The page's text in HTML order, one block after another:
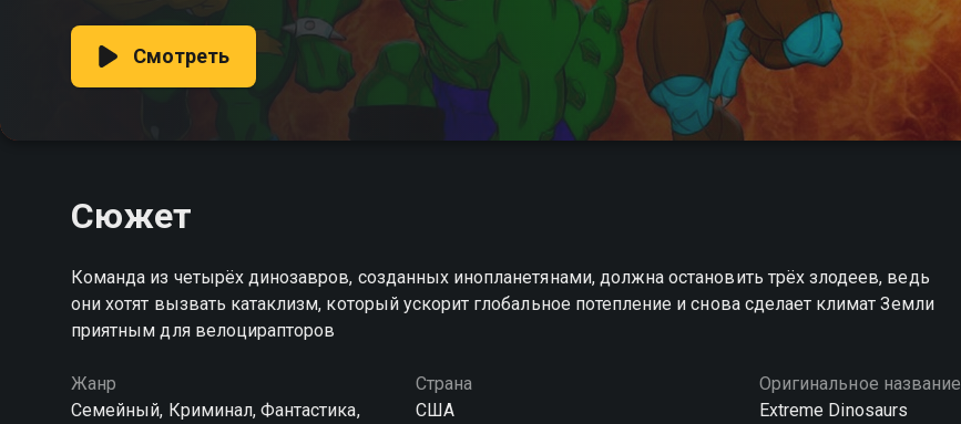
Смотреть
Сюжет
Команда из четырёх динозавров, созданных инопланетянами, должна остановить трёх злодеев, ведь
они хотят вызвать катаклизм, который ускорит глобальное потепление и снова сделает климат Земли
приятным для велоцирапторов
Жанр
Cемейный, Криминал, Фантастика,
Страна
США
Оригинальное название
Extreme Dinosaurs